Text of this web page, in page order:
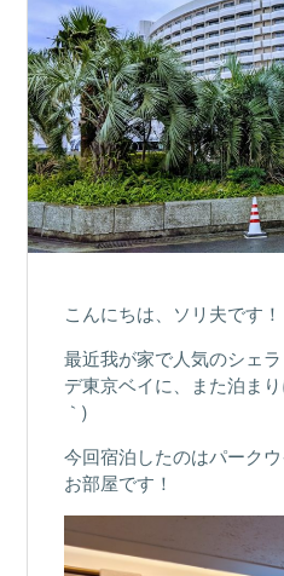
こんにちは、ソリ夫です！
最近我が家で人気のシェ
デ東京ベイに、また泊ま
｀)
今回宿泊したのはパーク
お部屋です！